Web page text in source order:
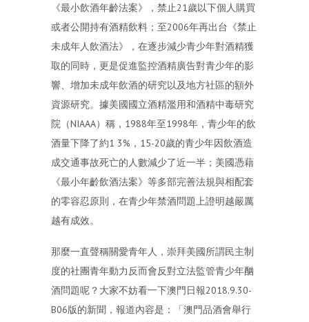
《最小飲酒年齡法案》，禁止21歲以下個人購買
或者公開持有酒精飲料；至2006年再出台《禁止
未成年人飲酒法》，在逐步減少青少年對酒精獲
取的同時，更是促進監控酒精廣告對青少年的影
響、增加未成年飲酒的研究以及地方社區的額外
資源研究。據美國國立酒精濫用和酒精中毒研究
院（NIAAA）稱，1988年至1998年，青少年的飲
酒量下降了約1 3%，15-20歲的青少年因飲酒造
成交通事故死亡的人數減少了近一半；美國憑藉
《最小年齡飲酒法案》等多部完善法規與相配套
的零容忍原則，在青少年禁酒問題上證明越嚴厲
越有成效。
那麼一直聲稱關愛青年人，崇拜美國所謂民主制
度的社團青年動力反而會反對立法監管青少年酗
酒問題呢？大家不妨看一下澳門日報2018.9.30-
B06版的新聞，報道內容是：「澳門品酒會舉行